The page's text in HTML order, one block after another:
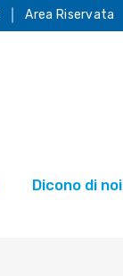
Area Riservata
Dicono di noi